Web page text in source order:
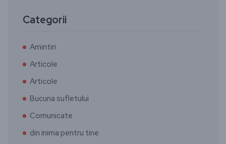
Categorii
Amintiri
Articole
Articole
Bucuria sufletului
Comunicate
din inima pentru tine